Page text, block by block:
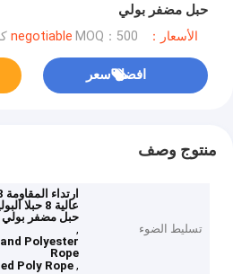
حبل مضفر بولي
الأسعار：negotiable MOQ：500 كجم
افضل سعر
منتوج وصف
تسليط الضوء
عالية 8
حبل مضفر بولي
,
Polyester
Rope
,
Poly Rope